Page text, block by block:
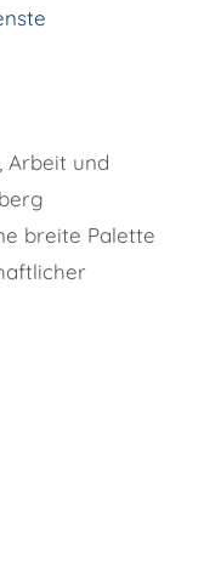
Arbeit und
breite Palette